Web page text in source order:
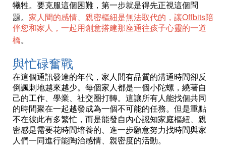
犧牲。要克服這個困難，第一步就是得先正視這個問
題。 家人間的感情、親密樞紐是無法取代的，讓Offbits陪
伴您和家人，一起用創意搭建那座通往孩子心靈的一道
橋。
與忙碌奮戰
在這個通訊發達的年代，家人間有品質的溝通時間卻反
倒諷刺地越來越少。每個家人都是一個小陀螺，繞著自
己的工作、學業、社交圈打轉。這讓所有人能找個共同
的時間聚在一起越發成為一個不可能的任務。但是重點
不在彼此有多繁忙，而是能發自內心認知家庭樞紐、親
密感是需要花時間培養的、進一步願意努力找時間與家
人們一同進行能陶治感情、親密度的活動。